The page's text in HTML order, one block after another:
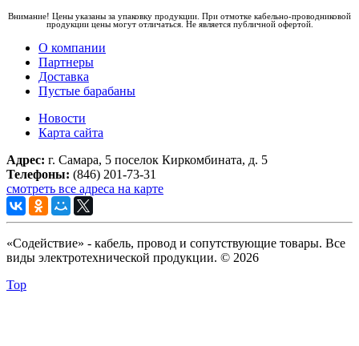
Внимание! Цены указаны за упаковку продукции. При отмотке кабельно-проводниковой
продукции цены могут отличаться. Не является публичной офертой.
О компании
Партнеры
Доставка
Пустые барабаны
Новости
Карта сайта
Адрес: г. Самара, 5 поселок Киркомбината, д. 5
Телефоны: (846) 201-73-31
смотреть все адреса на карте
«Содействие» - кабель, провод и сопутствующие товары. Все
виды электротехнической продукции. © 2026
Top